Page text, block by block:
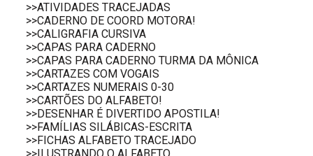
>>ATIVIDADES TRACEJADAS
>>CADERNO DE COORD MOTORA!
>>CALIGRAFIA CURSIVA
>>CAPAS PARA CADERNO
>>CAPAS PARA CADERNO TURMA DA MÔNICA
>>CARTAZES COM VOGAIS
>>CARTAZES NUMERAIS 0-30
>>CARTÕES DO ALFABETO!
>>DESENHAR É DIVERTIDO APOSTILA!
>>FAMÍLIAS SILÁBICAS-ESCRITA
>>FICHAS ALFABETO TRACEJADO